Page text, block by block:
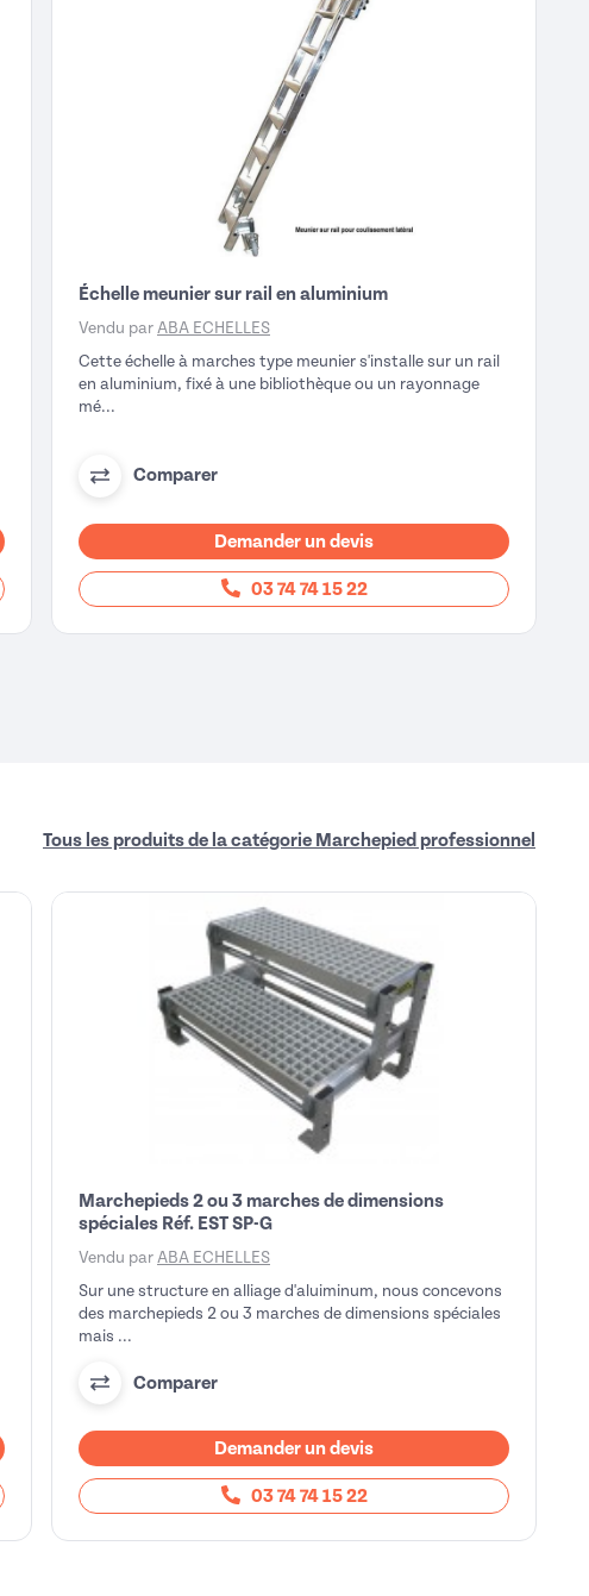
Échelle meunier sur rail en aluminium
Vendu par ABA ECHELLES
Cette échelle à marches type meunier s'installe sur un rail
en aluminium, fixé à une bibliothèque ou un rayonnage
mé...
Comparer
Demander un devis
03 74 74 15 22
Marchepieds 2 ou 3 marches de dimensions
spéciales Réf. EST SP-G
Vendu par ABA ECHELLES
Sur une structure en alliage d'aluiminum, nous concevons
des marchepieds 2 ou 3 marches de dimensions spéciales
mais ...
Comparer
Demander un devis
03 74 74 15 22
Tous les produits de la catégorie Marchepied professionnel